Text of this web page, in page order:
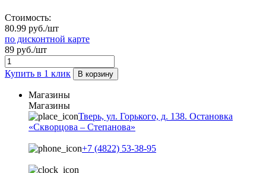
Стоимость:
80.99 руб./шт
по дисконтной карте
89 руб./шт
Купить в 1 клик В корзину
Магазины
Магазины
Тверь, ул. Горького, д. 138. Остановка
«Скворцова – Степанова»
+7 (4822) 53-38-95